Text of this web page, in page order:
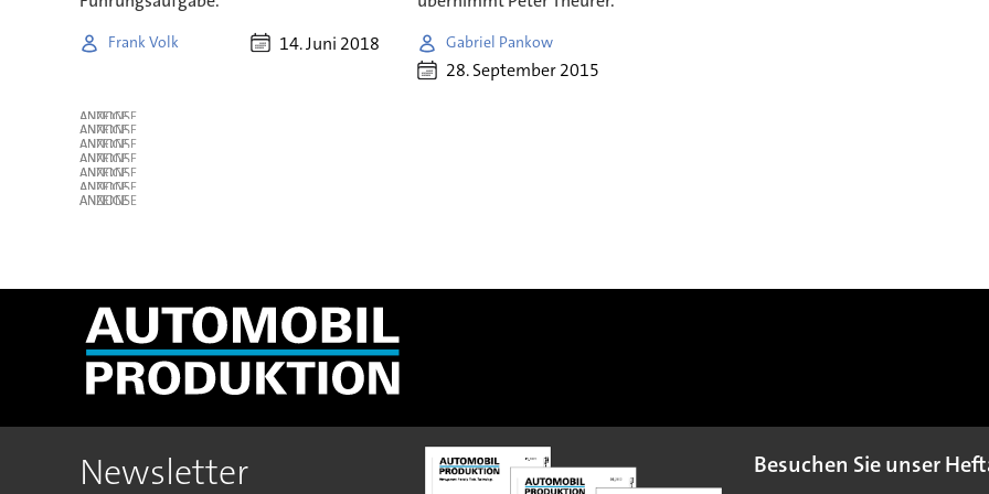
Frank Volk 14. Juni 2018 Gabriel Pankow
28. September 2015
ANZEIGE
ANZEIGE
ANZEIGE
ANZEIGE
ANZEIGE
ANZEIGE
ANZEIGE
Newsletter Besuchen Sie unser